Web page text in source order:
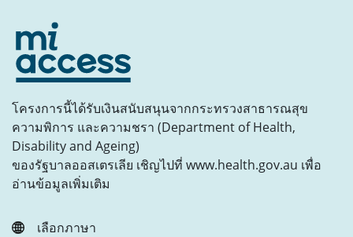
โครงการนี้ได้รับเงินสนับสนุนจากกระทรวงสาธารณสุข
ความพิการ และความชรา (Department of Health,
Disability and Ageing)
ของรัฐบาลออสเตรเลีย เชิญไปที่ www.health.gov.au เพื่อ
อ่านข้อมูลเพิ่มเติม
เลือกภาษา